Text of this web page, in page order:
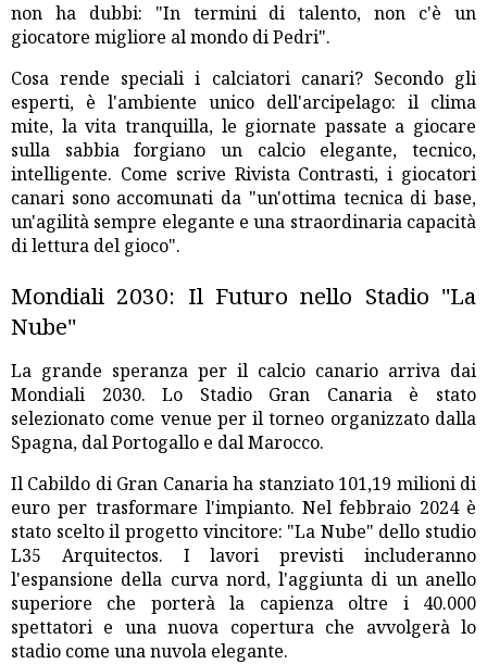
non ha dubbi: "In termini di talento, non c'è un
giocatore migliore al mondo di Pedri".
Cosa rende speciali i calciatori canari? Secondo gli
esperti, è l'ambiente unico dell'arcipelago: il clima
mite, la vita tranquilla, le giornate passate a giocare
sulla sabbia forgiano un calcio elegante, tecnico,
intelligente. Come scrive Rivista Contrasti, i giocatori
canari sono accomunati da "un'ottima tecnica di base,
un'agilità sempre elegante e una straordinaria capacità
di lettura del gioco".
Mondiali 2030: Il Futuro nello Stadio "La
Nube"
La grande speranza per il calcio canario arriva dai
Mondiali 2030. Lo Stadio Gran Canaria è stato
selezionato come venue per il torneo organizzato dalla
Spagna, dal Portogallo e dal Marocco.
Il Cabildo di Gran Canaria ha stanziato 101,19 milioni di
euro per trasformare l'impianto. Nel febbraio 2024 è
stato scelto il progetto vincitore: "La Nube" dello studio
L35 Arquitectos. I lavori previsti includeranno
l'espansione della curva nord, l'aggiunta di un anello
superiore che porterà la capienza oltre i 40.000
spettatori e una nuova copertura che avvolgerà lo
stadio come una nuvola elegante.